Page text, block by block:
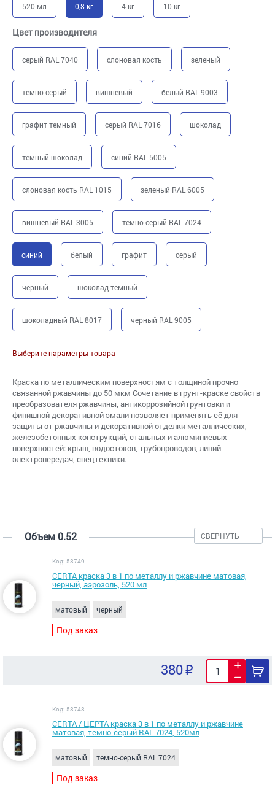
520 мл 0,8 кг 4 кг 10 кг
Цвет производителя
серый RAL 7040 слоновая кость зеленый
темно-серый вишневый белый RAL 9003
графит темный серый RAL 7016 шоколад
темный шоколад синий RAL 5005
слоновая кость RAL 1015 зеленый RAL 6005
вишневый RAL 3005 темно-серый RAL 7024
синий белый графит серый
черный шоколад темный
шоколадный RAL 8017 черный RAL 9005
Выберите параметры товара
Краска по металлическим поверхностям с толщиной прочно
связанной ржавчины до 50 мкм Сочетание в грунт-краске свойств
преобразователя ржавчины, антикоррозийной грунтовки и
финишной декоративной эмали позволяет применять её для
защиты от ржавчины и декоративной отделки металлических,
железобетонных конструкций, стальных и алюминиевых
поверхностей: крыш, водостоков, трубопроводов, линий
электропередач, спецтехники.
Объем 0.52 СВЕРНУТЬ
Код: 58749
CERTA краска 3 в 1 по металлу и ржавчине матовая,
черный, аэрозоль, 520 мл
матовый черный
Под заказ
380
Код: 58748
CERTA / ЦЕРТА краска 3 в 1 по металлу и ржавчине
матовая, темно-серый RAL 7024, 520мл
матовый темно-серый RAL 7024
Под заказ